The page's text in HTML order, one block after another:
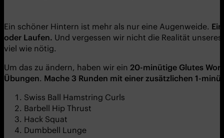
Ein schöner Hintern ist mehr als nur eine Augenweide.
oder Laufen. Und vergessen wir nicht die Realität
viel wie nötig.
Um das zu ändern, haben wir ein 20-minütige Glutes
Übungen. Mache 3 Runden mit einer zusätzlichen 1-
Swiss Ball Hamstring Curls
Barbell Hip Thrust
Hack Squat
Dumbbell Lunge